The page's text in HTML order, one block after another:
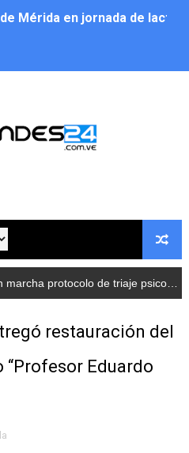
Mérida en jornada de
jornada recreativa a la
residencial en la
inclusión y atención a
“Ríe 2026” recorre las
realizó una jornada
gratuito de electrónica
grado para promover el
de seguridad ciudadana
de triaje psicosocial para atender a rescatistas
restauración del
Eduardo